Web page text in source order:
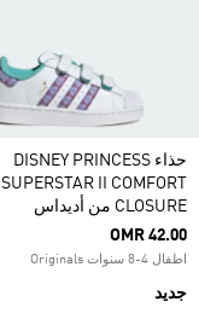
حذاء DISNEY PRINCESS
SUPERSTAR II COMFORT
CLOSURE من أديداس
OMR 42.00
اطفال 4-8 سنوات Originals
جديد